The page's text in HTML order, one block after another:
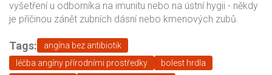
vyšetření u odborníka na imunitu nebo na ústní hygii - někdy
je příčinou zánět zubních dásní nebo kmenových zubů.
Tags:
angína bez antibiotik
léčba angíny přírodními prostředky
bolest hrdla